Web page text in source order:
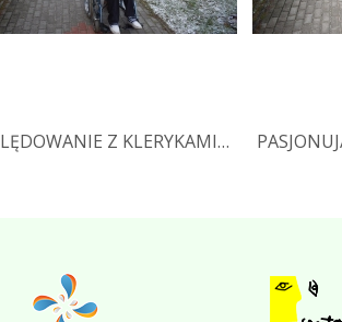
Z KLERYKAMI…